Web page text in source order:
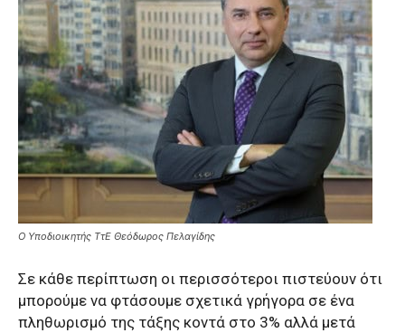
O Υποδιοικητής TτΕ Θεόδωρος Πελαγίδης
Σε κάθε περίπτωση οι περισσότεροι πιστεύουν ότι
μπορούμε να φτάσουμε σχετικά γρήγορα σε ένα
πληθωρισμό της τάξης κοντά στο 3% αλλά μετά